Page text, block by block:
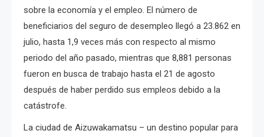
sobre la economía y el empleo. El número de
beneficiarios del seguro de desempleo llegó a 23.862 en
julio, hasta 1,9 veces más con respecto al mismo
periodo del año pasado, mientras que 8,881 personas
fueron en busca de trabajo hasta el 21 de agosto
después de haber perdido sus empleos debido a la
catástrofe.
La ciudad de Aizuwakamatsu – un destino popular para